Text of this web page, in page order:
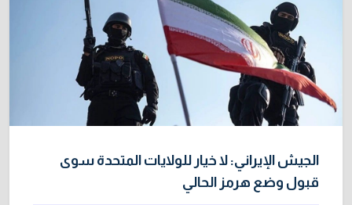
خطر "إيبولا" يتضاعف.. ارتفاع عدد الإصابات
بالفيروس إلى 3748
3/08/2026
10
خبراء: 70 بالمئة من نفط الخليج لا يملك بديلاً عن
هرمز
2/08/2026
الجيش الإيراني: لا خيار للولايات المتحدة سوى
قبول وضع هرمز الحالي